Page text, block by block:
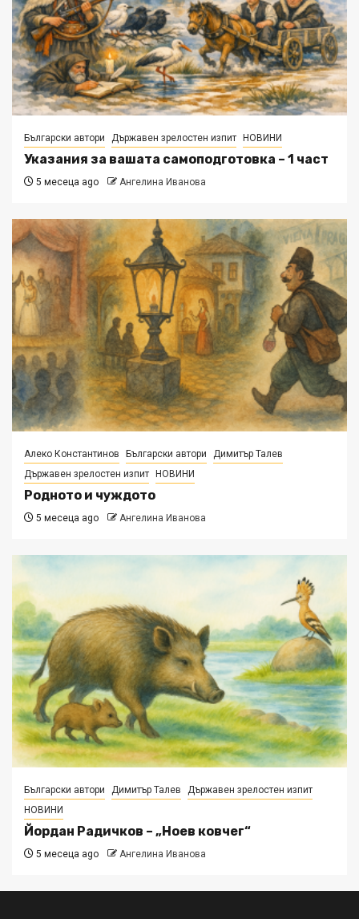
Български автори Държавен зрелостен изпит НОВИНИ
Указания за вашата самоподготовка – 1 част
5 месеца ago Ангелина Иванова
Алеко Константинов Български автори
Димитър Талев
Държавен зрелостен изпит
НОВИНИ
Родното и чуждото
5 месеца ago Ангелина Иванова
Български автори Димитър Талев
Държавен зрелостен изпит
НОВИНИ
Йордан Радичков – „Ноев ковчег“
5 месеца ago Ангелина Иванова